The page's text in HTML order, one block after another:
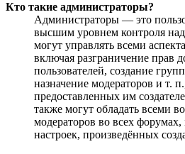
Кто такие администраторы?
Администраторы — это
высшим уровнем контроля
могут управлять всеми
включая разграничение прав
пользователей, создание
назначение модераторов и т.
предоставленных им
также могут обладать всеми
модераторов во всех форумах,
настроек, произведённых